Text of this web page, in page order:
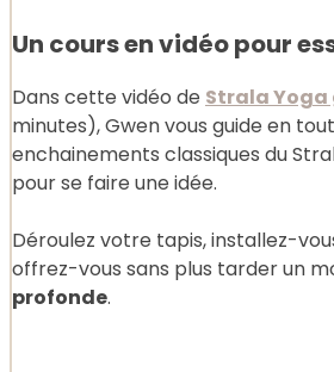
Un cours en vidéo pour
Dans cette vidéo de Strala
minutes), Gwen vous guide en
enchainements classiques du
pour se faire une idée.
Déroulez votre tapis, installez-
offrez-vous sans plus tarder un
profonde.